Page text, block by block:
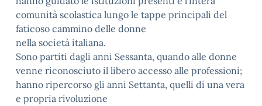
comunità scolastica lungo le tappe principali del
faticoso cammino delle donne
nella società italiana.
Sono partiti dagli anni Sessanta, quando alle donne
venne riconosciuto il libero accesso alle professioni;
hanno ripercorso gli anni Settanta, quelli di una vera
e propria rivoluzione